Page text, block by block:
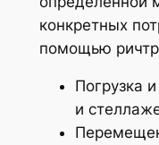
конкретных
помощью
Погрузка
и